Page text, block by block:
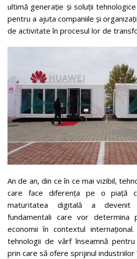
ultimă generație și soluții
pentru a ajuta companiile și
de activitate în procesul lor de
An de an, din ce în ce mai vizibil,
care face diferența pe o piață
maturitatea digitală a
fundamentali care vor determina
economii în contextul
tehnologii de vârf înseamnă
prin care să ofere sprijinul industriilor